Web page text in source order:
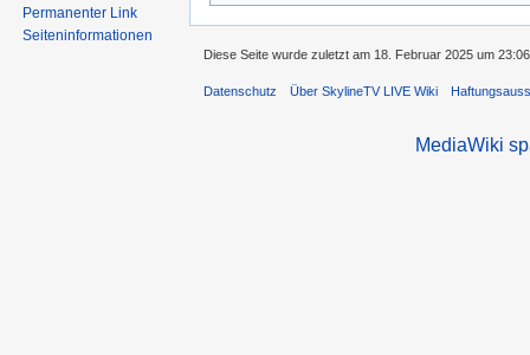
Permanenter Link
Seiten­informationen
Diese Seite wurde zuletzt am 18. Februar 2025 um
Datenschutz Über SkylineTV LIVE Wiki
MediaWiki